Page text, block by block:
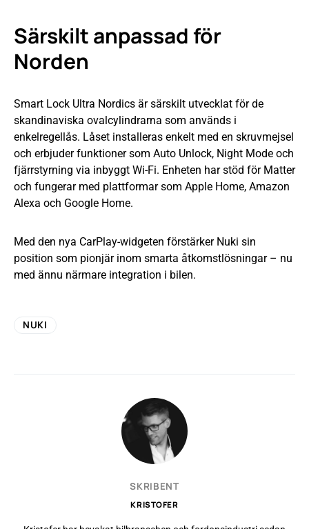
Särskilt anpassad för
Norden
Smart Lock Ultra Nordics är särskilt utvecklat för de
skandinaviska ovalcylindrarna som används i
enkelregellås. Låset installeras enkelt med en skruvmejsel
och erbjuder funktioner som Auto Unlock, Night Mode och
fjärrstyrning via inbyggt Wi-Fi. Enheten har stöd för Matter
och fungerar med plattformar som Apple Home, Amazon
Alexa och Google Home.
Med den nya CarPlay-widgeten förstärker Nuki sin
position som pionjär inom smarta åtkomstlösningar – nu
med ännu närmare integration i bilen.
NUKI
SKRIBENT
KRISTOFER